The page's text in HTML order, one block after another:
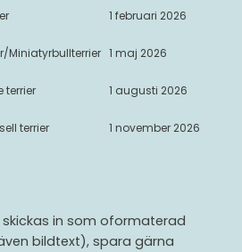
1 februari 2026
Miniatyrbullterrier 1 maj 2026
terrier 1 augusti 2026
terrier 1 november 2026
in som oformaterad
bildtext), spara gärna